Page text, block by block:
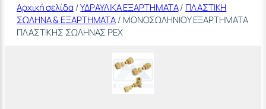
Αρχική σελίδα /ΥΔΡΑΥΛΙΚΑ ΕΞΑΡΤΗΜΑΤΑ/ ΠΛΑΣΤΙΚΗ
ΣΩΛΗΝΑ & ΕΞΑΡΤΗΜΑΤΑ/ ΜΟΝΟΣΩΛΗΝΙΟΥ ΕΞΑΡΤΗΜΑΤΑ
ΠΛΑΣΤΙΚΗΣ ΣΩΛΗΝΑΣ ΡΕΧ